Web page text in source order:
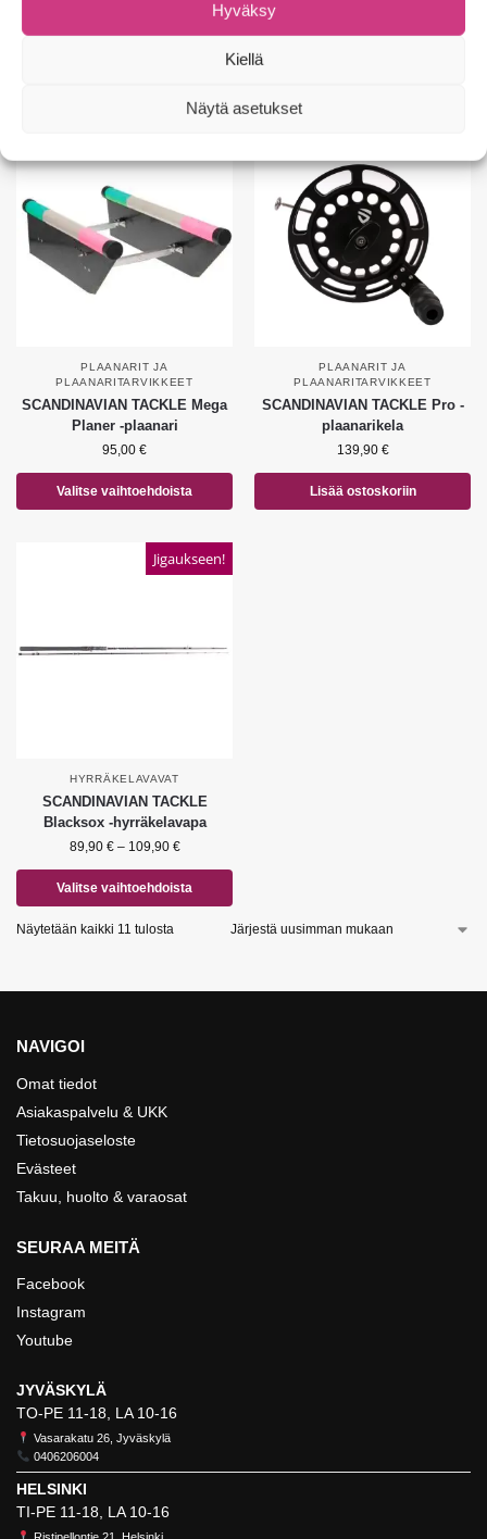
Hyväksy
Kiellä
Näytä asetukset
Rammer Auger varaterä ja suoja
27,90€ – 29,90€
PLAANARIT JA
PLAANARITARVIKKEET
SCANDINAVIAN TACKLE Mega
Planer -plaanari
95,00 €
Valitse vaihtoehdoista
PLAANARIT JA
PLAANARITARVIKKEET
SCANDINAVIAN TACKLE Pro -
plaanarikela
139,90 €
Lisää ostoskoriin
Jigaukseen!
HYRRÄKELAVAVAT
SCANDINAVIAN TACKLE
Blacksox -hyrräkelavapa
89,90 € – 109,90 €
Valitse vaihtoehdoista
Näytetään kaikki 11 tulosta
NAVIGOI
Omat tiedot
Asiakaspalvelu & UKK
Tietosuojaseloste
Evästeet
Takuu, huolto & varaosat
SEURAA MEITÄ
Facebook
Instagram
Youtube
JYVÄSKYLÄ
TO-PE 11-18, LA 10-16
Vasarakatu 26, Jyväskylä
0406206004
HELSINKI
TI-PE 11-18, LA 10-16